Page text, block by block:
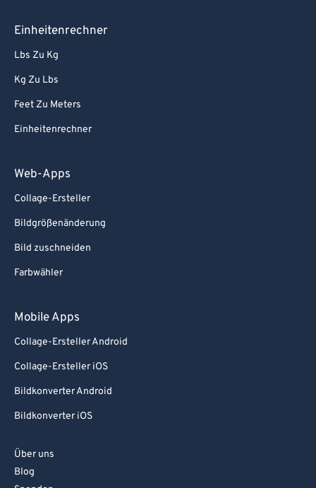
Einheitenrechner
Lbs Zu Kg
Kg Zu Lbs
Feet Zu Meters
Einheitenrechner
Web-Apps
Collage-Ersteller
Bildgrößenänderung
Bild zuschneiden
Farbwähler
Mobile Apps
Collage-Ersteller Android
Collage-Ersteller iOS
Bildkonverter Android
Bildkonverter iOS
Über uns
Blog